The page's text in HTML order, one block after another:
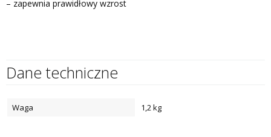
– zapewnia prawidłowy wzrost
Dane techniczne
Waga 1,2 kg